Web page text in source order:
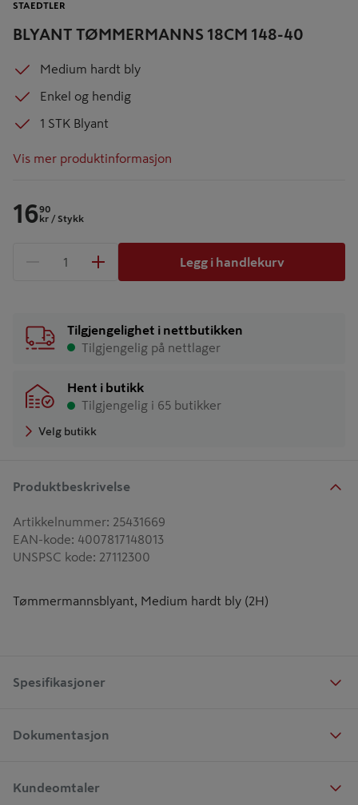
BLYANT TØMMERMANNS 18CM 148-40
STAEDTLER
Medium hardt bly
Enkel og hendig
1 STK Blyant
Vis mer produktinformasjon
1690
kr / Stykk
1 produkter
Legg i handlekurv
Tilgjengelighet i nettbutikken
Tilgjengelig på nettlager
Hent i butikk
Tilgjengelig i 65 butikker
Velg butikk
Produktbeskrivelse
Artikkelnummer: 25431669
EAN-kode: 4007817148013
UNSPSC kode: 27112300
Tømmermannsblyant, Medium hardt bly (2H)
Spesifikasjoner
Dokumentasjon
Kundeomtaler